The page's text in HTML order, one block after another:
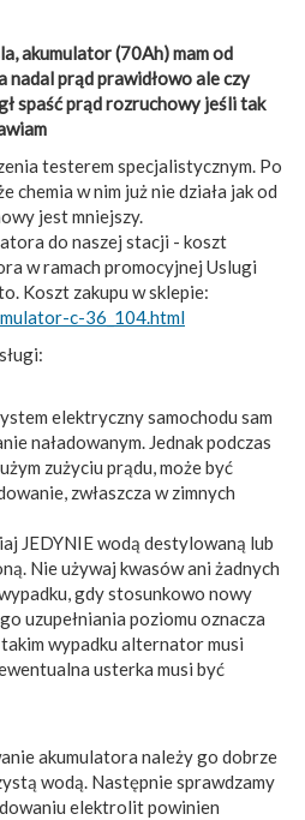
akumulator (70Ah) mam od
prąd prawidłowo ale czy
spaść prąd rozruchowy jeśli tak
testerem specjalistycznym. Po
chemia w nim już nie działa jak od
jest mniejszy.
do naszej stacji - koszt
w ramach promocyjnej Uslugi
Koszt zakupu w sklepie:
c-36_104.html
elektryczny samochodu sam
naładowanym. Jednak podczas
zużyciu prądu, może być
zwłaszcza w zimnych
JEDYNIE wodą destylowaną lub
Nie używaj kwasów ani żadnych
gdy stosunkowo nowy
uzupełniania poziomu oznacza
wypadku alternator musi
usterka musi być
akumulatora należy go dobrze
wodą. Następnie sprawdzamy
elektrolit powinien